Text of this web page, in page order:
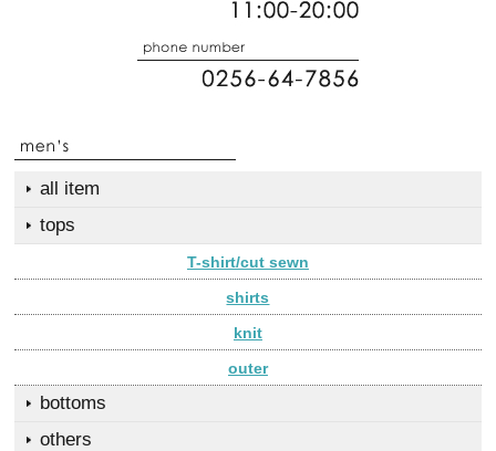
all item
tops
T-shirt/cut sewn
shirts
knit
outer
bottoms
others